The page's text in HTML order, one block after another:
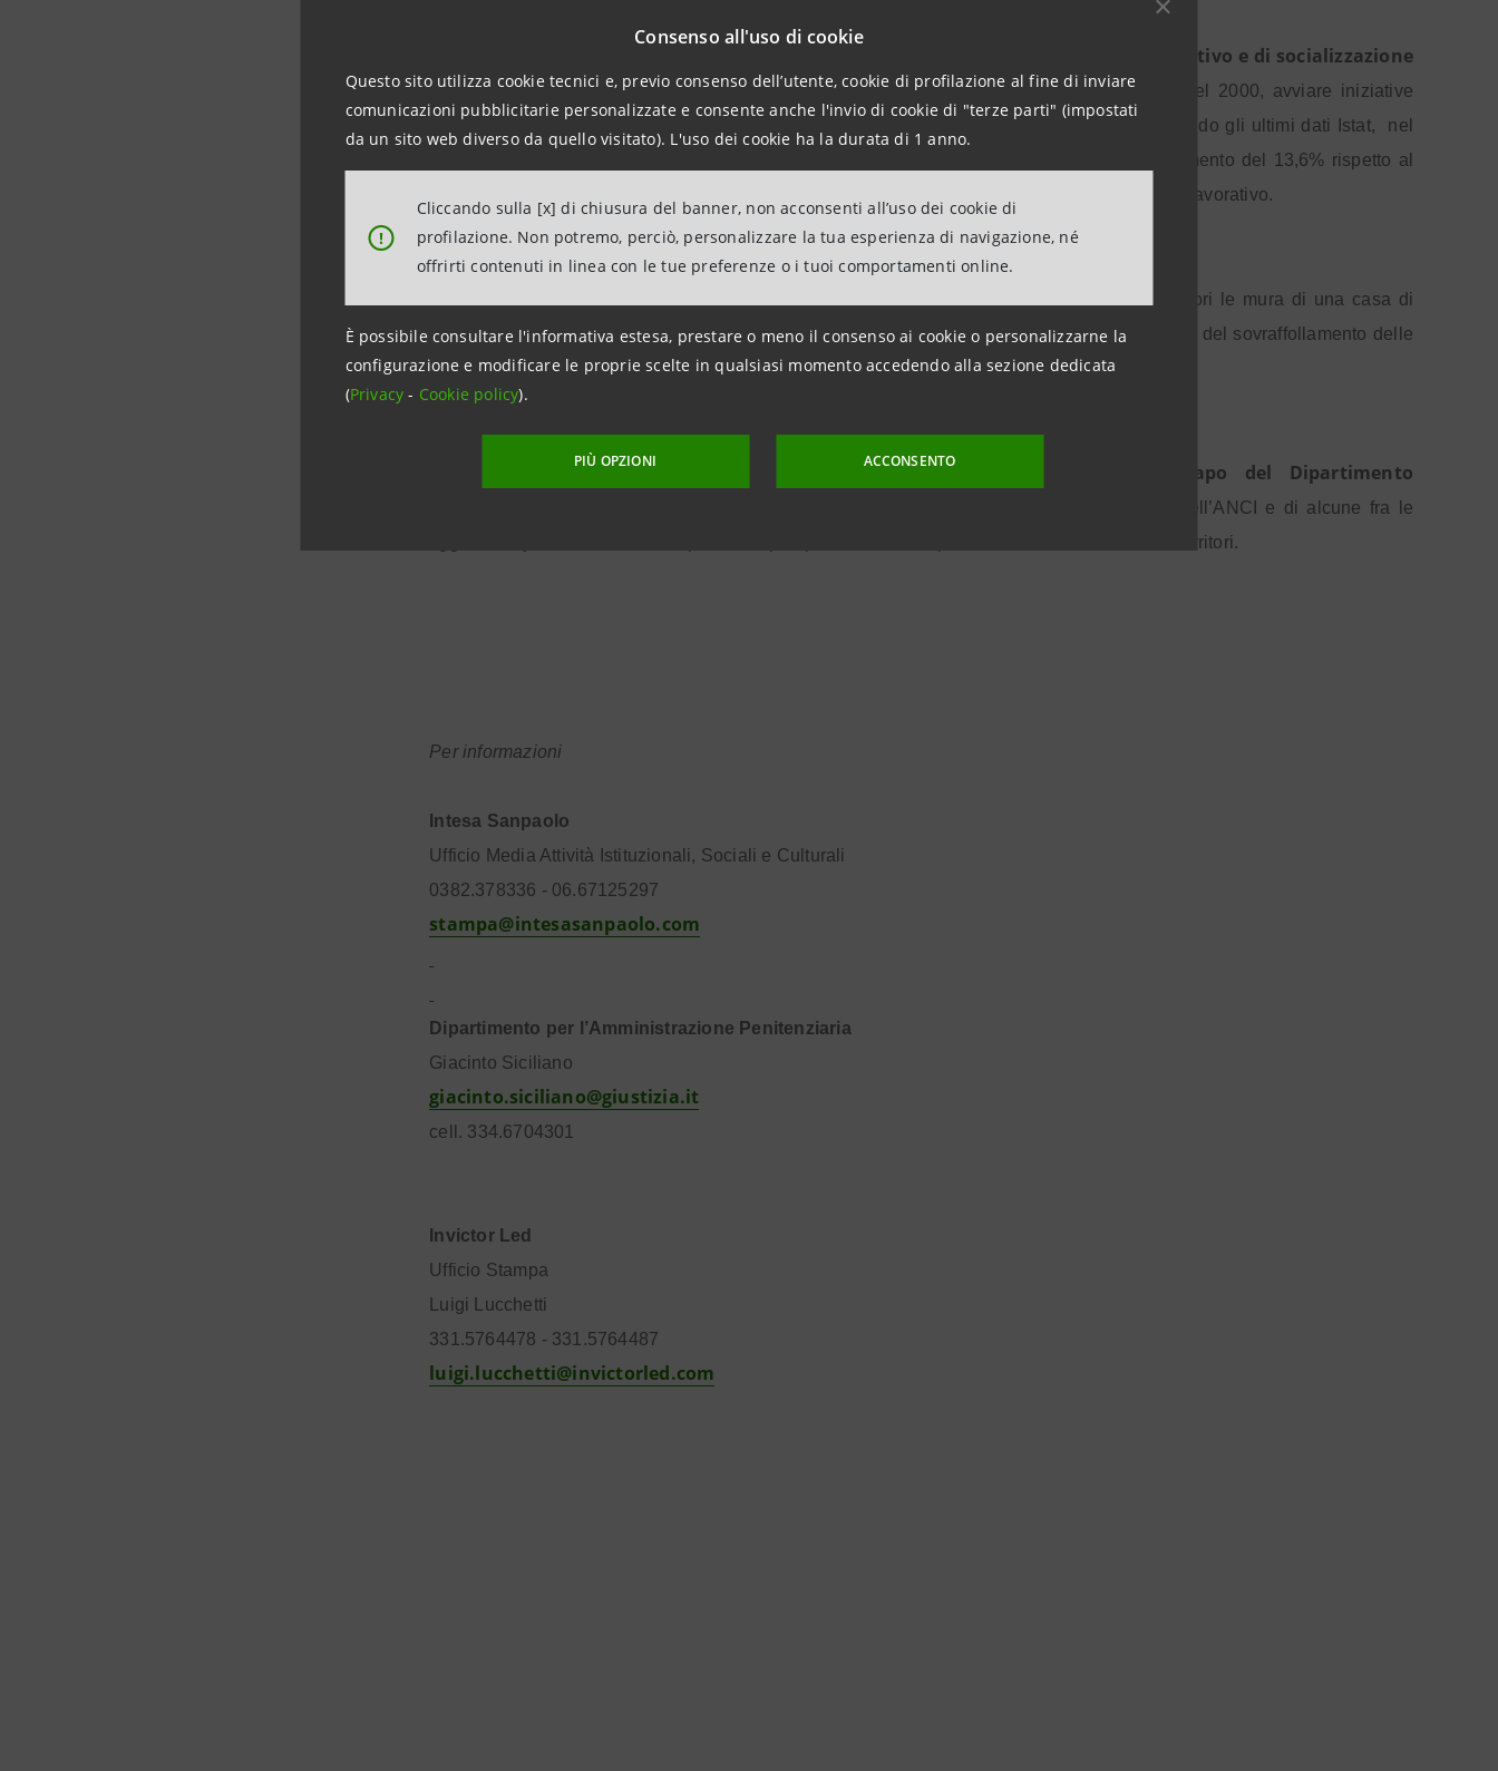
Consenso all'uso di cookie
Questo sito utilizza cookie tecnici e, previo consenso dell’utente, cookie di profilazione al fine di inviare
comunicazioni pubblicitarie personalizzate e consente anche l'invio di cookie di "terze parti" (impostati
da un sito web diverso da quello visitato). L'uso dei cookie ha la durata di 1 anno.
!
Cliccando sulla [x] di chiusura del banner, non acconsenti all’uso dei cookie di
profilazione. Non potremo, perciò, personalizzare la tua esperienza di navigazione, né
offrirti contenuti in linea con le tue preferenze o i tuoi comportamenti online.
È possibile consultare l'informativa estesa, prestare o meno il consenso ai cookie o personalizzarne la
configurazione e modificare le proprie scelte in qualsiasi momento accedendo alla sezione dedicata
(Privacy- Cookie policy).
PIÙ OPZIONI ACCONSENTO
il lavoro ha un ruolo centrale nel processo rieducativo e di socializzazione
del condannato. Grazie allo snellimento delle procedure introdotte dalla Legge Smuraglia del 2000, avviare iniziative
imprenditoriali che coinvolgono persone in esecuzione penale è diventato più semplice. Secondo gli ultimi dati Istat,
nel
2013 in Italia risultavano occupati in attività lavorative il 23,3% dei detenuti in carcere (in aumento del 13,6% rispetto al
2000). Il tasso di recidiva scende dal 70% al 30% quando viene avviato un percorso formativo e lavorativo.
La scelta eticamente responsabile di un’impresa che decide di avviare un’attività dentro o fuori le mura di una casa di
reclusione ha risvolti positivi per il detenuto e per la società, contribuendo inoltre alla riduzione del sovraffollamento delle
carceri che, secondo gli stessi dati Istat, nel 2013 era del 31%.
Santi Consolo, Capo del Dipartimento
dei rappresentanti delle amministrazioni regionali, dell’ANCI e di alcune fra le
maggiori utility della Lombardia, aprendo la prospettiva di una espansione del modello ad altri territori.
Per informazioni
Intesa Sanpaolo
Ufficio Media Attività Istituzionali, Sociali e Culturali
0382.378336 - 06.67125297
stampa@intesasanpaolo.com
Dipartimento per l’Amministrazione Penitenziaria
Giacinto Siciliano
giacinto.siciliano@giustizia.it
cell. 334.6704301
Invictor Led
Ufficio Stampa
Luigi Lucchetti
331.5764478 - 331.5764487
luigi.lucchetti@invictorled.com